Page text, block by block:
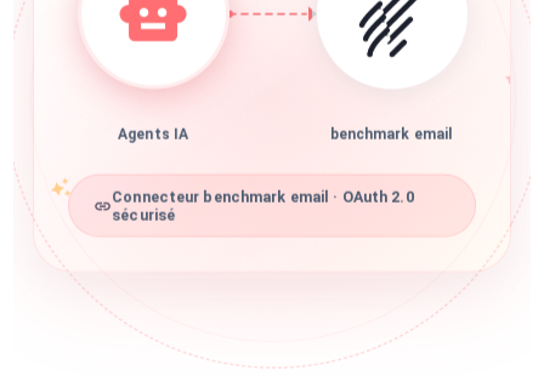
Agents IA benchmark email
Connecteur benchmark email · OAuth 2.0
sécurisé